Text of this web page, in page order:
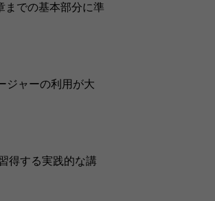
までの基本部分に準
ジャーの利用が大
得する実践的な講